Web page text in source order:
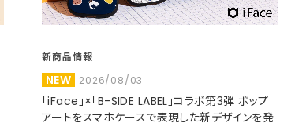
新商品情報
NEW 2026/08/03
「iFace」×「B-SIDE LABEL」コラボ第3弾 ポップ
アートをスマホケースで表現した新デザインを発